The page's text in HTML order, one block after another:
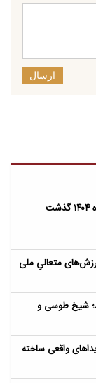
ارسال
متعالیِ ملی
نمی‌کند؛ شیخ طوسی و
واقعی ساخته